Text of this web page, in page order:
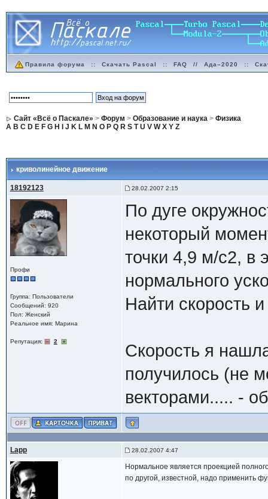
Правила форума :: Скачать Pascal :: FAQ // Ада–2020 ::
Сайт «Всё о Паскале» > Форум > Образование и наука> Физика
A B C D E F G H J K L M N O P Q R S T U V W X Y Z
криволинейное движение
18192123 28.02.2007 2:15
Профи
Группа: Пользователи
Сообщений: 920
Пол: Женский
Реальное имя: Марина
Репутация: 2
По дуге
некоторый
точки 4,9 м/с2, в
нормального
Найти скорость
Скорость я
получилось (не
векторами..... -
Lapp 28.02.2007 4:47
Нормальное является проекцией
по другой, известной, надо применить